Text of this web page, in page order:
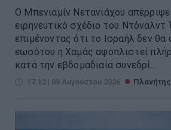
Ο Μπενιαμίν Νετανιάχου
ειρηνευτικό σχέδιο του Ντόναλντ
επιμένοντας ότι το Ισραήλ δεν θα
εωσότου η Χαμάς αφοπλιστεί
κατά την εβδομαδιαία συνεδρί...
17:12 | 09 Αυγούστου 2026 Πλανήτης